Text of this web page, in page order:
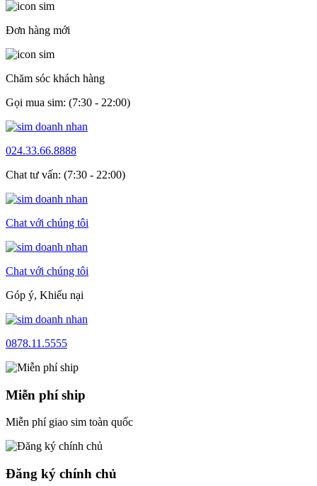
Đơn hàng mới
Chăm sóc khách hàng
Gọi mua sim: (7:30 - 22:00)
024.33.66.8888
Chat tư vấn: (7:30 - 22:00)
Chat với chúng tôi
Chat với chúng tôi
Góp ý, Khiếu nại
0878.11.5555
Miễn phí ship
Miễn phí giao sim toàn quốc
Đăng ký chính chủ